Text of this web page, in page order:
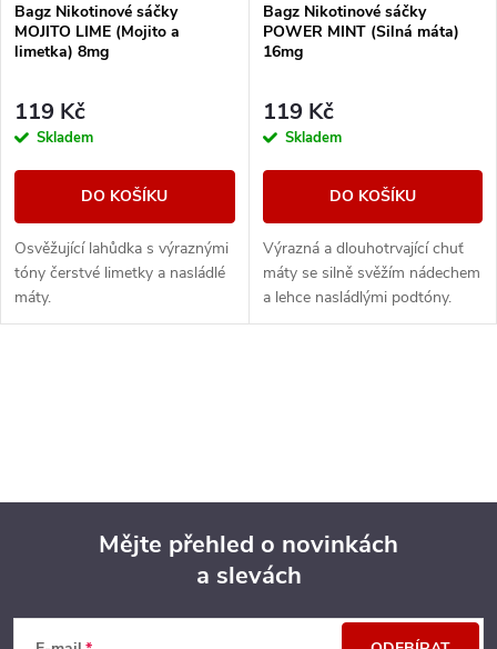
Bagz Nikotinové sáčky
MOJITO LIME (Mojito a
limetka) 8mg
119 Kč
Skladem
DO KOŠÍKU
Osvěžující lahůdka s výraznými
tóny čerstvé limetky a nasládlé
máty.
Bagz Nikotinové sáčky
POWER MINT (Silná máta)
16mg
119 Kč
Skladem
DO KOŠÍKU
Výrazná a dlouhotrvající chuť
máty se silně svěžím nádechem
a lehce nasládlými podtóny.
a
Mějte přehled o novinkách
a slevách